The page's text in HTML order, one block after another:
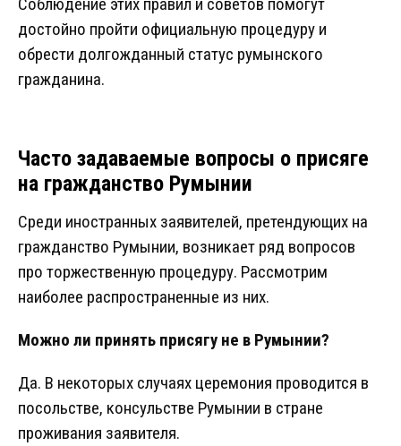
достойно пройти официальную процедуру и
обрести долгожданный статус румынского
гражданина.
Часто задаваемые вопросы о присяге
на гражданство Румынии
Среди иностранных заявителей, претендующих на
гражданство Румынии, возникает ряд вопросов
про торжественную процедуру. Рассмотрим
наиболее распространенные из них.
Можно ли принять присягу не в Румынии?
Да. В некоторых случаях церемония проводится в
посольстве, консульстве Румынии в стране
проживания заявителя.